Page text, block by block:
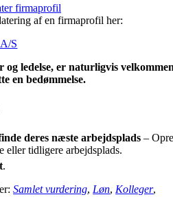
firmaprofil
af en firmaprofil her:
S
ledelse, er naturligvis
en bedømmelse.
deres næste arbejdsplads –
eller tidligere arbejdsplads.
.
Samlet vurdering, Løn, Kolleger,